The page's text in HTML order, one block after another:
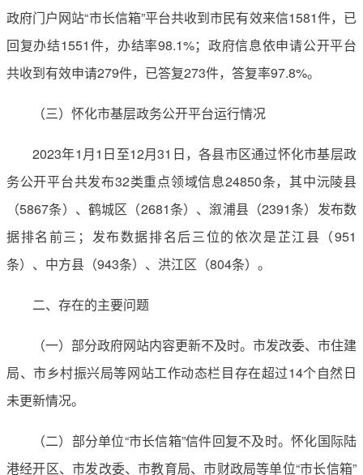
政府门户网站“市长信箱”平台共收到市民有效来信1581件，已
回复办结1551件，办结率98.1%；政府信息依申请公开平台
共收到有效申请279件，已答复273件，答复率97.8%。
（三）怀化市基层政务公开平台运行情况
2023年1月1日至12月31日，各县市区通过怀化市基层政
务公开平台共发布32类重点领域信息24850条，其中沅陵县
（5867条）、鹤城区（2681条）、溆浦县（2391条）发布数
据排名前三；发布数据排名后三位的依次是芷江县（951
条）、中方县（943条）、洪江区（804条）。
二、存在的主要问题
（一）部分政府网站内容更新不及时。市发改委、市住建
局、市乡村振兴局等网站工作动态栏目存在超过14个自然日
未更新情况。
（二）部分单位“市长信箱”信件回复不及时。怀化国际陆
港经开区、市发改委、市教育局、市财政局等单位“市长信箱”